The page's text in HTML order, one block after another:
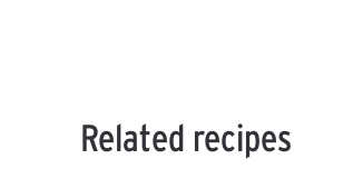
Related recipes